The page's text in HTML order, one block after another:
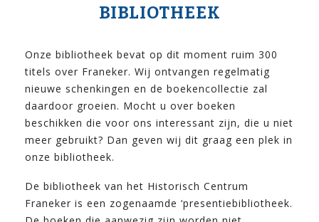
BIBLIOTHEEK
Onze bibliotheek bevat op dit moment ruim 300
titels over Franeker. Wij ontvangen regelmatig
nieuwe schenkingen en de boekencollectie zal
daardoor groeien. Mocht u over boeken
beschikken die voor ons interessant zijn, die u niet
meer gebruikt? Dan geven wij dit graag een plek in
onze bibliotheek.
De bibliotheek van het Historisch Centrum
Franeker is een zogenaamde ‘presentiebibliotheek.